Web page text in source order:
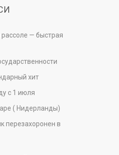
— быстрая
хит
с 1 июля
( Нидерланды)
перезахоронен в